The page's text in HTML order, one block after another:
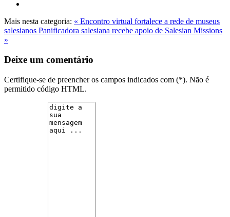
Mais nesta categoria: « Encontro virtual fortalece a rede de museus
salesianos Panificadora salesiana recebe apoio de Salesian Missions
»
Deixe um comentário
Certifique-se de preencher os campos indicados com (*). Não é
permitido código HTML.